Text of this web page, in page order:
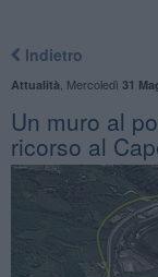
Indietro
Attualità Mercoledì 31
Un muro al
ricorso al